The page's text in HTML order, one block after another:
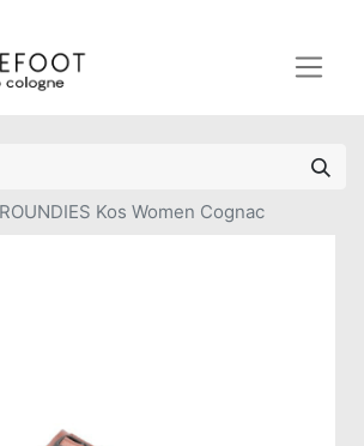
Kos Women Cognac